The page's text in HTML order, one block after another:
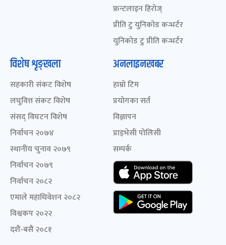
फ्रन्टलाइन हिरोज्
प्रीति टु युनिकोड कन्भर्टर
युनिकोड टु प्रीति कन्भर्टर
विशेष शृङ्खला
सहकारी संकट विशेष
लघुवित्त संकट विशेष
संसद् विघटन विशेष
निर्वाचन २०७४
स्थानीय चुनाव २०७९
निर्वाचन २०७९
निर्वाचन २०८२
एमाले महाधिवेशन २०८२
विश्वकप २०२२
दशैं-बसैं २०८१
अनलाइनखबर
हाम्रो टिम
प्रयोगका सर्त
विज्ञापन
प्राइभेसी पोलिसी
सम्पर्क